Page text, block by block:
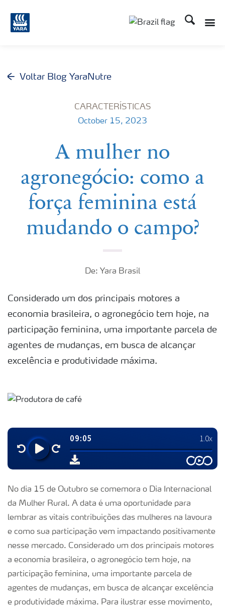
Busca
Voltar Blog YaraNutre
CARACTERÍSTICAS
October 15, 2023
A mulher no
agronegócio: como a
força feminina está
mudando o campo?
De: Yara Brasil
Considerado um dos principais motores a
economia brasileira, o agronegócio tem hoje, na
participação feminina, uma importante parcela de
agentes de mudanças, em busca de alcançar
excelência e produtividade máxima.
No dia 15 de Outubro se comemora o Dia Internacional
da Mulher Rural. A data é uma oportunidade para
lembrar as vitais contribuições das mulheres na lavoura
e como sua participação vem impactando positivamente
nesse mercado. Considerado um dos principais motores
a economia brasileira, o agronegócio tem hoje, na
participação feminina, uma importante parcela de
agentes de mudanças, em busca de alcançar excelência
e produtividade máxima. Para ilustrar esse movimento,